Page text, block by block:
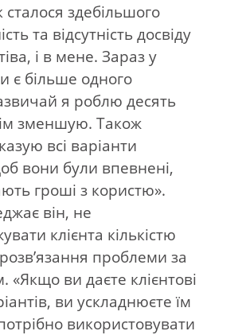
здебільшого
та відсутність досвіду
і в мене. Зараз у
є більше одного
я роблю десять
зменшую. Також
всі варіанти
вони були впевнені,
гроші з користю».
він, не
клієнта кількістю
проблеми за
«Якщо ви даєте клієнтові
ви ускладнюєте їм
використовувати